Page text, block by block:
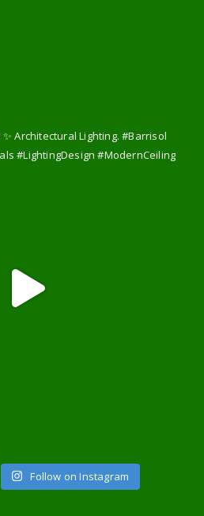
Follow on Instagram